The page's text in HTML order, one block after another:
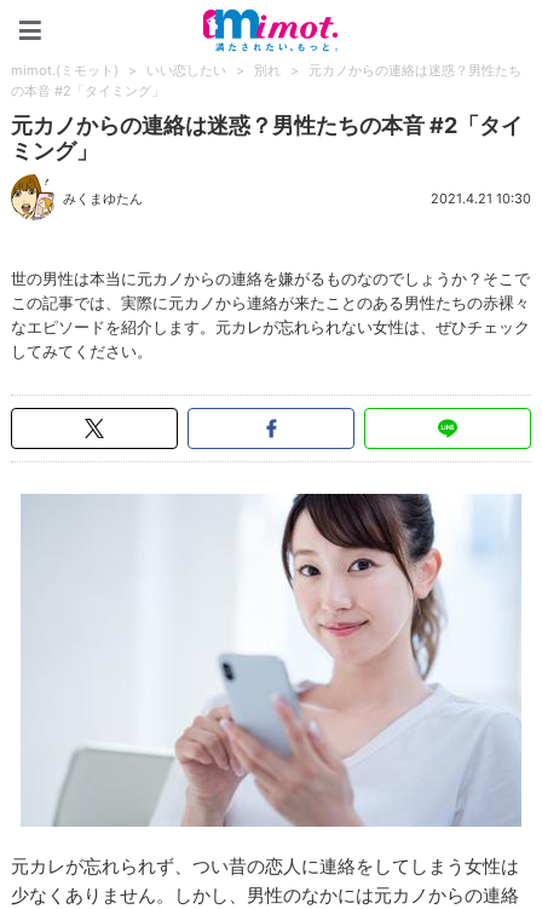
mimot.(ミモット) > いい恋したい > 別れ >
元カノからの連絡は迷惑？男性たち
の本音 #2「タイミング」
元カノからの連絡は迷惑？男性たちの本音 #2「タイ
ミング」
みくまゆたん 2021.4.21 10:30
世の男性は本当に元カノからの連絡を嫌がるものなのでしょうか？そこで
この記事では、実際に元カノから連絡が来たことのある男性たちの赤裸々
なエピソードを紹介します。元カレが忘れられない女性は、ぜひチェック
してみてください。
元カレが忘れられず、つい昔の恋人に連絡をしてしまう女性は
少なくありません。しかし、男性のなかには元カノからの連絡